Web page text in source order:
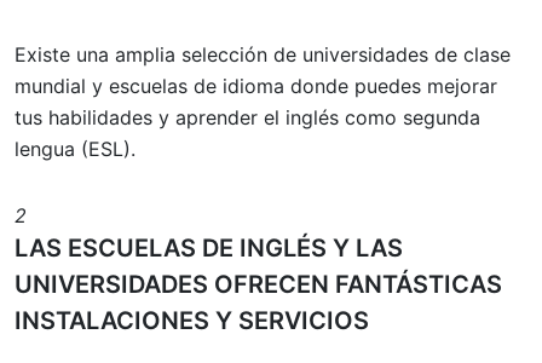
Existe una amplia selección de universidades de clase
mundial y escuelas de idioma donde puedes mejorar
tus habilidades y aprender el inglés como segunda
lengua (ESL).
2
LAS ESCUELAS DE INGLÉS Y LAS
UNIVERSIDADES OFRECEN FANTÁSTICAS
INSTALACIONES Y SERVICIOS